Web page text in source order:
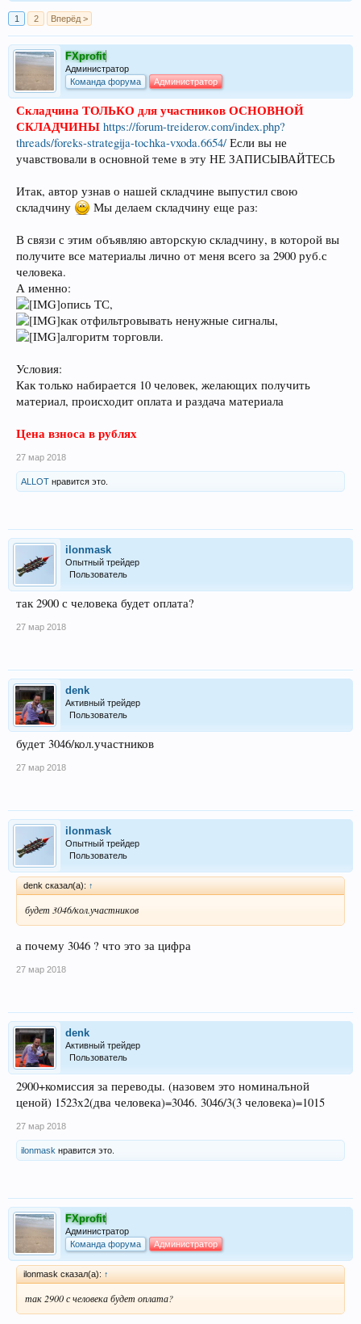
1 2 Вперёд >
FXprofit
Администратор
Команда форума
Администратор
Складчина ТОЛЬКО для участников ОСНОВНОЙ
СКЛАДЧИНЫ https://forum-treiderov.com/index.php?
threads/foreks-strategija-tochka-vxoda.6654/ Если вы не
учавствовали в основной теме в эту НЕ ЗАПИСЫВАЙТЕСЬ
Итак, автор узнав о нашей складчине выпустил свою
складчину
Мы делаем складчину еще раз:
В связи с этим объявляю авторскую складчину, в которой вы
получите все материалы лично от меня всего за 2900 руб.с
человека.
А именно:
опись ТС,
как отфильтровывать ненужные сигналы,
алгоритм торговли.
Условия:
Как только набирается 10 человек, желающих получить
материал, происходит оплата и раздача материала
Цена взноса в рублях
27 мар 2018
ALLOT нравится это.
ilonmask
Опытный трейдер
Пользователь
так 2900 с человека будет оплата?
27 мар 2018
denk
Активный трейдер
Пользователь
будет 3046/кол.участников
27 мар 2018
ilonmask
Опытный трейдер
Пользователь
denk сказал(а): ↑
будет 3046/кол.участников
а почему 3046 ? что это за цифра
27 мар 2018
denk
Активный трейдер
Пользователь
2900+комиссия за переводы. (назовем это номиналъной
ценой) 1523х2(два человека)=3046. 3046/3(3 человека)=1015
27 мар 2018
ilonmask нравится это.
FXprofit
Администратор
Команда форума
Администратор
ilonmask сказал(а): ↑
так 2900 с человека будет оплата?